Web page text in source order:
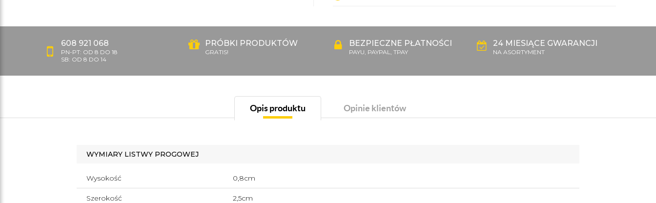
608 921 068
PN-PT: OD 8 DO 18
SB: OD 8 DO 14
PRÓBKI PRODUKTÓW
GRATIS!
BEZPIECZNE PŁATNOŚCI
PAYU, PAYPAL, TPAY
24 MIESIĄCE GWARANCJI
NA ASORTYMENT
Opis produktu Opinie klientów
WYMIARY LISTWY PROGOWEJ
Wysokość 0,8cm
Szerokość 2,5cm